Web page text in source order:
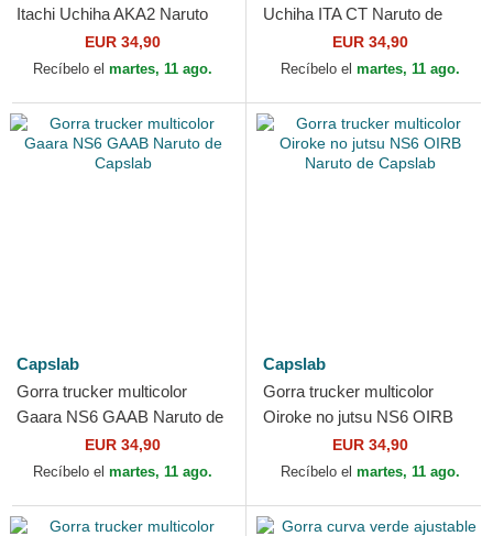
Itachi Uchiha AKA2 Naruto
de CapslabEUR 34,90
Recíbelo el martes, 11 ago.
Uchiha ITA CT Naruto de
EUR 34,90
Recíbelo el martes, 11 ago.
Capslab
Gorra trucker multicolor
Gaara NS6 GAAB Naruto de
EUR 34,90
Recíbelo el martes, 11 ago.
Capslab
Gorra trucker multicolor
Oiroke no jutsu NS6 OIRB
Naruto de Capslab
EUR 34,90
Recíbelo el martes, 11 ago.